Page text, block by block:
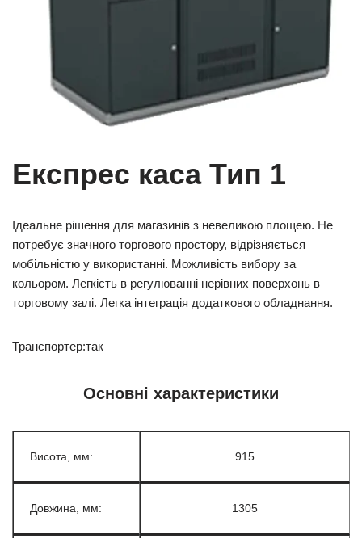
Експрес каса Тип 1
Ідеальне рішення для магазинів з невеликою площею. Не
потребує значного торгового простору, відрізняється
мобільністю у використанні. Можливість вибору за
кольором. Легкість в регулюванні нерівних поверхонь в
торговому залі. Легка інтеграція додаткового обладнання.
Транспортер:так
Основні характеристики
Висота, мм: 915
Довжина, мм: 1305